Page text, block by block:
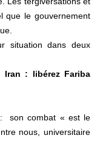
que le gouvernement
situation dans deux
Iran : libérez Fariba
: son combat « est le
nous, universitaire